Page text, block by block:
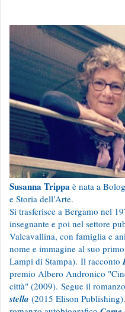
Susanna Trippa è nata a
e Storia dell’Arte.
Si trasferisce a Bergamo nel
insegnante e poi nel settore
Valcavallina, con famiglia e
nome e immagine al suo
Lampi di Stampa). Il racconto
premio Albero Andronico
città" (2009). Segue il
stella (2015 Elison Publishing).